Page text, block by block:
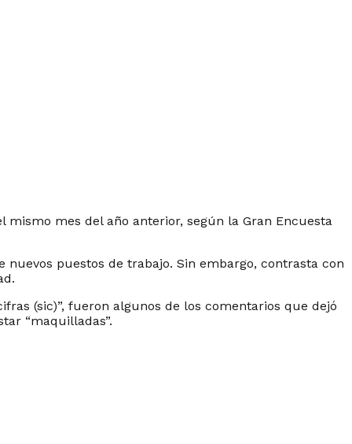
mismo mes del año anterior, según la Gran Encuesta
puestos de trabajo. Sin embargo, contrasta con
(sic)”, fueron algunos de los comentarios que dejó
“maquilladas”.